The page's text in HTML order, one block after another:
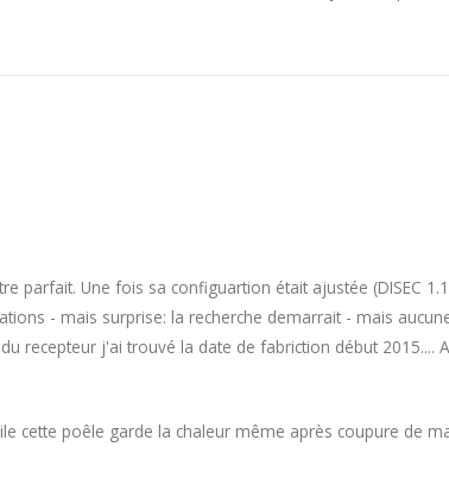
parfait. Une fois sa configuartion était ajustée (DISEC
- mais surprise: la recherche demarrait - mais
recepteur j'ai trouvé la date de fabriction début 2015....
cette poêle garde la chaleur même après coupure de